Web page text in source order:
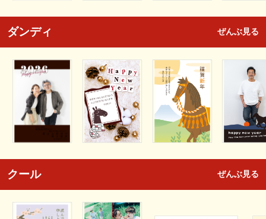
ダンディ ぜんぶ見る
クール ぜんぶ見る